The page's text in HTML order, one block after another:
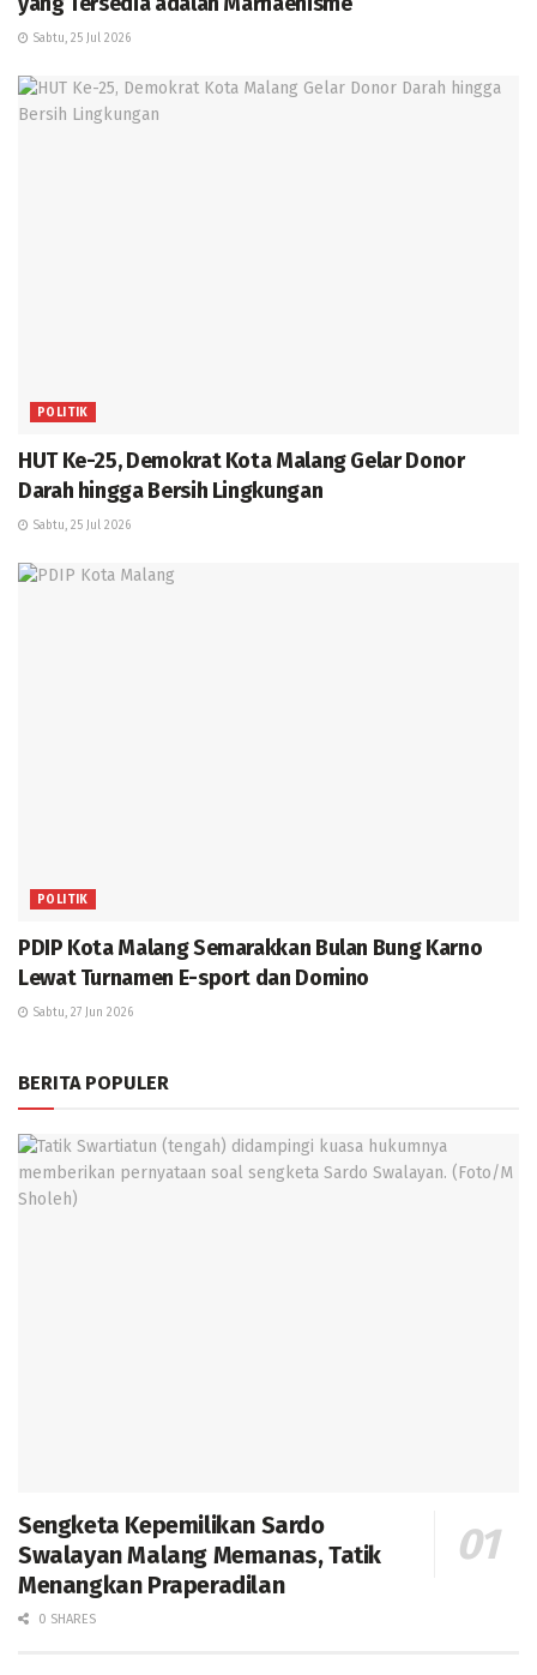
Sabtu, 25 Jul 2026
POLITIK
HUT Ke-25, Demokrat Kota Malang Gelar Donor
Darah hingga Bersih Lingkungan
Sabtu, 25 Jul 2026
POLITIK
PDIP Kota Malang Semarakkan Bulan Bung Karno
Lewat Turnamen E-sport dan Domino
Sabtu, 27 Jun 2026
BERITA POPULER
Sengketa Kepemilikan Sardo
Swalayan Malang Memanas, Tatik
Menangkan Praperadilan
0 SHARES